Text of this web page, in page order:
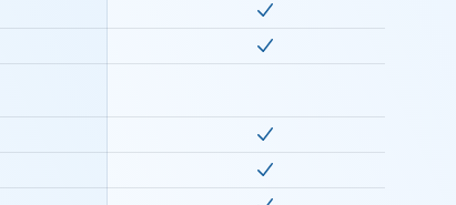
premium Includedinsuper
premium Includedinsuper
premium Includedinsuper
premium Includedinsuper